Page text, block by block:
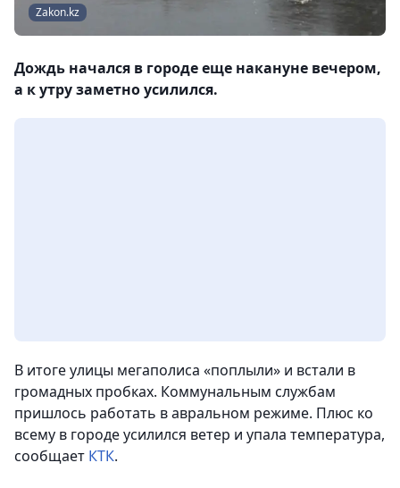
Zakon.kz
Дождь начался в городе еще накануне вечером,
а к утру заметно усилился.
В итоге улицы мегаполиса «поплыли» и встали в
громадных пробках. Коммунальным службам
пришлось работать в авральном режиме. Плюс ко
всему в городе усилился ветер и упала температура,
сообщает КТК.